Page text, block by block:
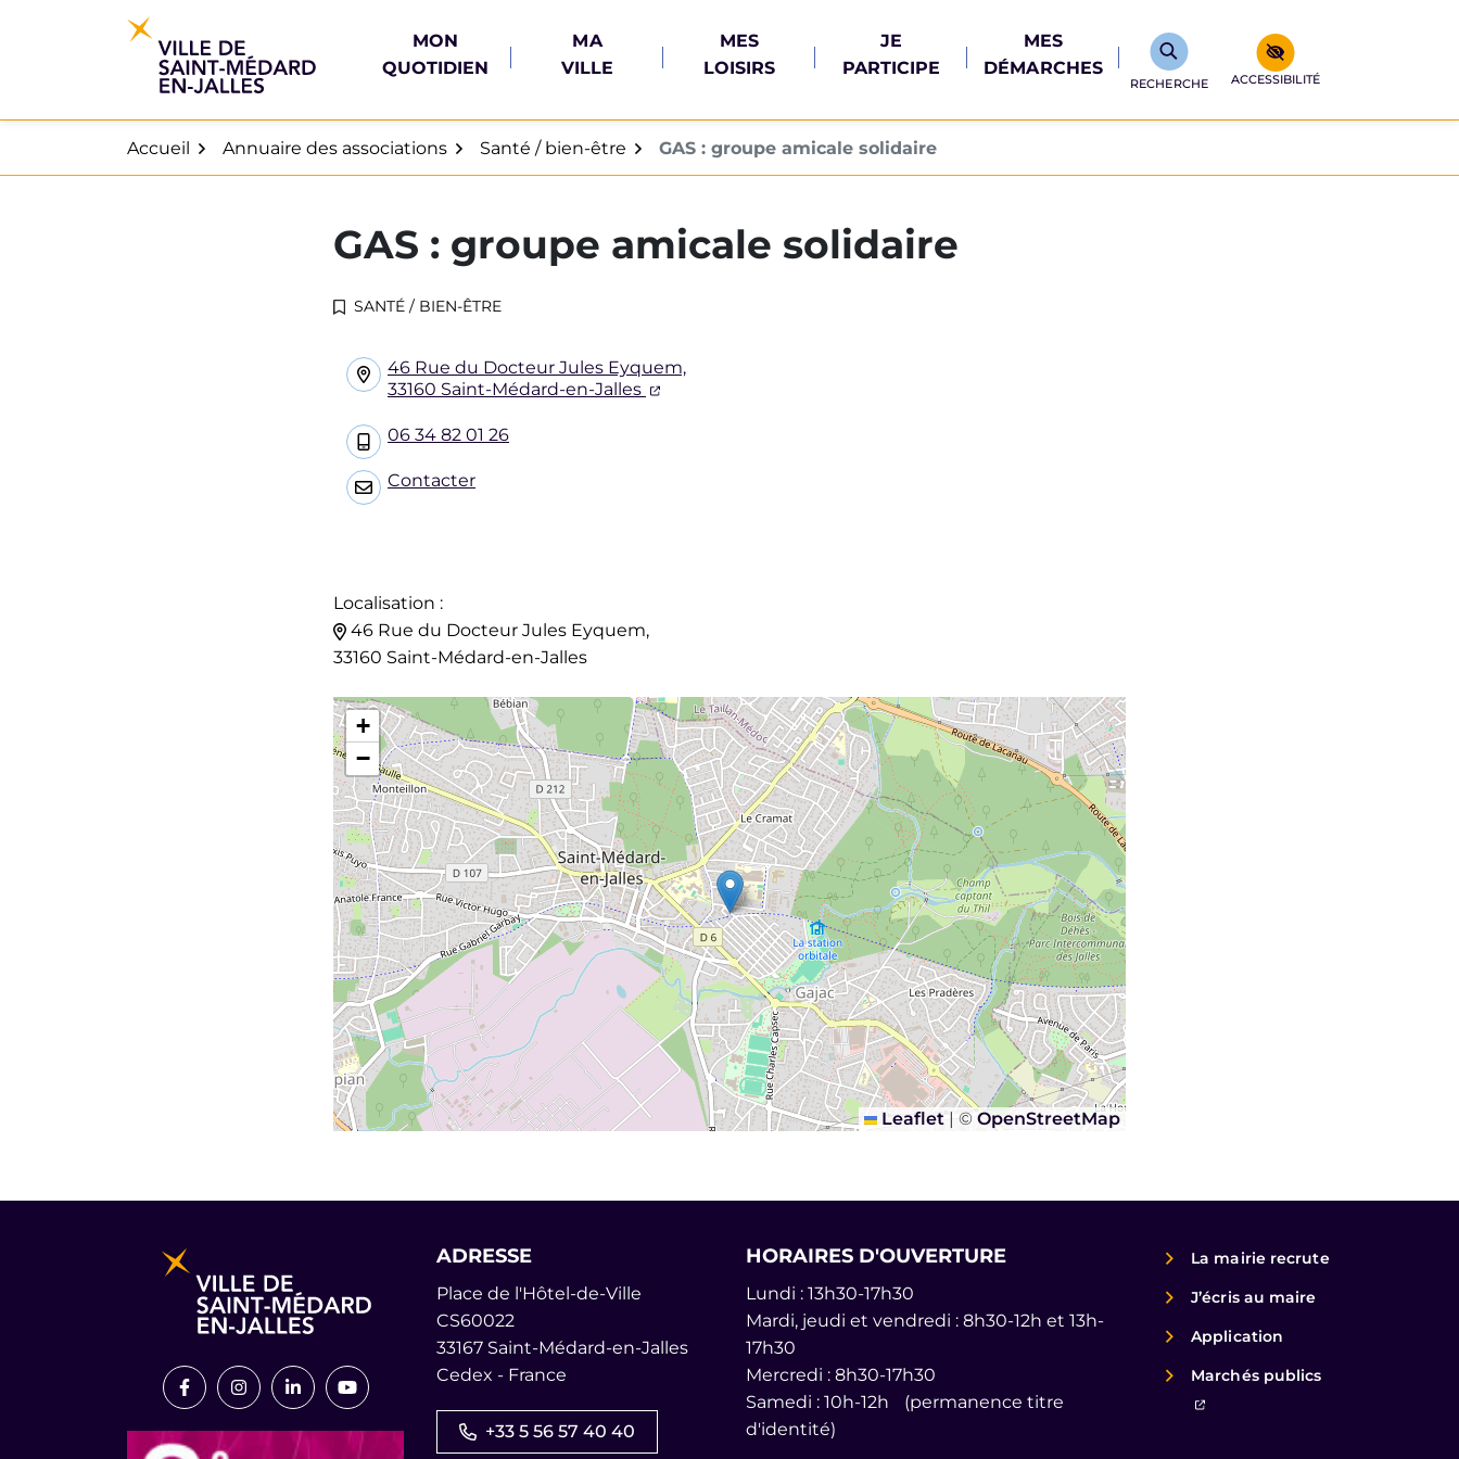
MON
QUOTIDIEN
MA
VILLE
MES
LOISIRS
JE
PARTICIPE
MES
DÉMARCHES
RECHERCHE ACCESSIBILITÉ
Accueil Annuaire des associations Santé / bien-être GAS : groupe amicale solidaire
GAS : groupe amicale solidaire
SANTÉ / BIEN-ÊTRE
46 Rue du Docteur Jules Eyquem,
33160 Saint-Médard-en-Jalles
(ouverture dans un nouvel onglet)
06 34 82 01 26
Contacter
Localisation :
46 Rue du Docteur Jules Eyquem,
33160 Saint-Médard-en-Jalles
+
−
Leaflet | ©OpenStreetMap
Lien vers le compte Facebook
Lien vers le compte Instagram
Lien vers le compte Linkedin
Lien vers la chaîne Youtube
ADRESSE
Place de l'Hôtel-de-Ville
CS60022
33167 Saint-Médard-en-Jalles
Cedex - France
+33 5 56 57 40 40
HORAIRES D'OUVERTURE
Lundi : 13h30-17h30
Mardi, jeudi et vendredi : 8h30-12h et 13h-
17h30
Mercredi : 8h30-17h30
Samedi : 10h-12h (permanence titre
d'identité)
La mairie recrute
J’écris au maire
Application
Marchés publics
(ouverture dans un nouvel